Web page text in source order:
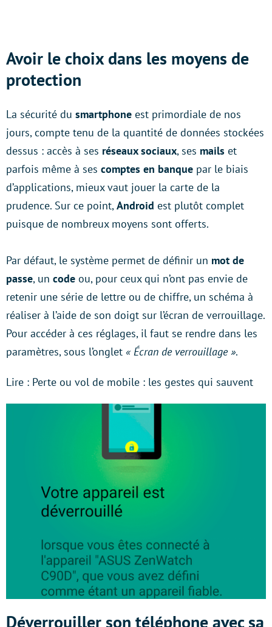
Avoir le choix dans les moyens de
protection
La sécurité du smartphone est primordiale de nos
jours, compte tenu de la quantité de données stockées
dessus : accès à ses réseaux sociaux, ses mails et
parfois même à ses comptes en banque par le biais
d’applications, mieux vaut jouer la carte de la
prudence. Sur ce point,Android est plutôt complet
puisque de nombreux moyens sont offerts.
Par défaut, le système permet de définir un mot de
passe, un code ou, pour ceux qui n’ont pas envie de
retenir une série de lettre ou de chiffre, un schéma à
réaliser à l’aide de son doigt sur l’écran de verrouillage.
Pour accéder à ces réglages, il faut se rendre dans les
paramètres, sous l’onglet « Écran de verrouillage ».
Lire : Perte ou vol de mobile : les gestes qui sauvent
Déverrouiller son téléphone avec sa